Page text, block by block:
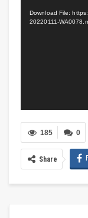
Download File:
20220111-
0
185
Share